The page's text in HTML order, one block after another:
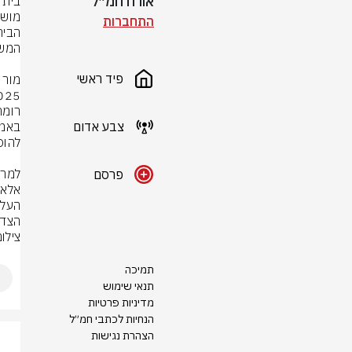
התחברות
פיד ראשי
צבע אדום
פרסם
תמיכה
תנאי שימוש
מדיניות פרטיות
הנחיות לכתבי חמ״ל
הצהרת נגישות
צילום: